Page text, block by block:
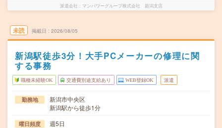
派遣会社 マンパワーグループ株式会社 新潟支店
未読 掲載日 2026/08/05
新潟駅徒歩3分！大手PCメーカーの修理に関
する事務
職種未経験OK 交通費別途支給あり WEB登録OK 派遣
勤務地
新潟市中央区
新潟駅から徒歩1分
曜日頻度 週5日